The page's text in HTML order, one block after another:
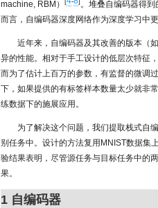
machine, RBM）
。堆叠自编码器得
而言，自编码器深度网络作为深度学习中
近年来，自编码器及其改善的版本（
异的性能。相对于手工设计的低层次特征
而为了估计上百万的参数，有监督的微调
下，如果提供的有标签样本数量太少就非
练数据下的施展应用。
为了解决这个问题，我们提取栈式自
别任务中。设计的方法复用MNIST数据集
验结果表明，尽管源任务与目标任务中的
果。
1 自编码器